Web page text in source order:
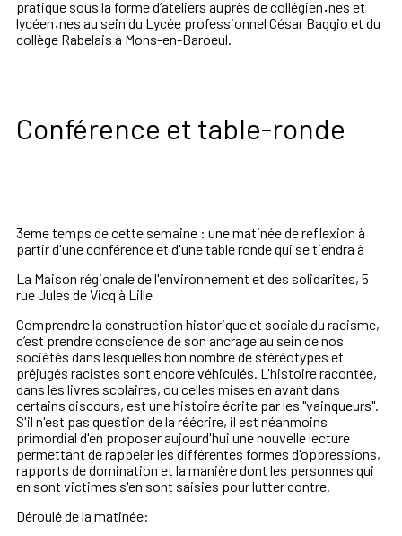
pratique sous la forme d’ateliers auprès de collégien·nes et
lycéen·nes au sein du Lycée professionnel César Baggio et du
collège Rabelais à Mons-en-Baroeul.
Conférence et table-ronde
3eme temps de cette semaine : une matinée de reflexion à
partir d'une conférence et d'une table ronde qui se tiendra à
La Maison régionale de l'environnement et des solidarités, 5
rue Jules de Vicq à Lille
Comprendre la construction historique et sociale du racisme,
c’est prendre conscience de son ancrage au sein de nos
sociétés dans lesquelles bon nombre de stéréotypes et
préjugés racistes sont encore véhiculés. L'histoire racontée,
dans les livres scolaires, ou celles mises en avant dans
certains discours, est une histoire écrite par les "vainqueurs".
S'il n'est pas question de la réécrire, il est néanmoins
primordial d'en proposer aujourd'hui une nouvelle lecture
permettant de rappeler les différentes formes d'oppressions,
rapports de domination et la manière dont les personnes qui
en sont victimes s'en sont saisies pour lutter contre.
Déroulé de la matinée: